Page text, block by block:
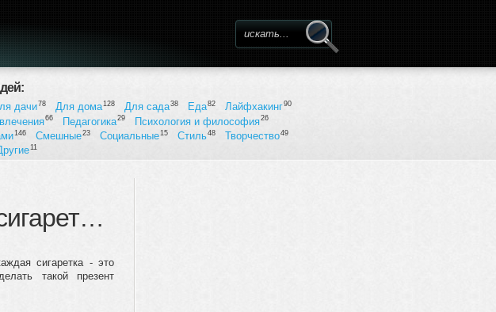
Форма поиска
дачи78 Для дома128 Для сада38 Еда82 Лайфхакинг90
66 Педагогика29 Психология и философия26
146 Смешные23 Социальные 15 Стиль48 Творчество49
11
сигаретка - это
такой презент